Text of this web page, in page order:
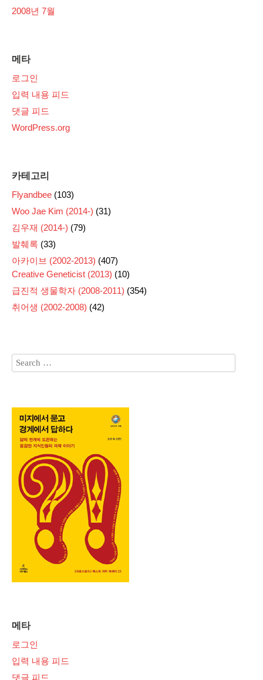
2008년 7월
메타
로그인
입력 내용 피드
댓글 피드
WordPress.org
카테고리
Flyandbee (103)
Woo Jae Kim (2014-) (31)
김우재 (2014-) (79)
발췌록 (33)
아카이브 (2002-2013) (407)
Creative Geneticist (2013) (10)
급진적 생물학자 (2008-2011) (354)
취어생 (2002-2008) (42)
메타
로그인
입력 내용 피드
댓글 피드